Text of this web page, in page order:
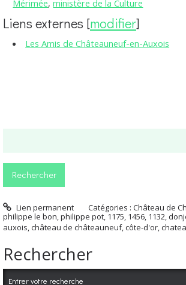
Mérimée,ministère de la Culture
Liens externes [modifier]
Les Amis de Châteauneuf-en-Auxois
Lien permanent Catégories :Château de
philippe le bon,philippe pot, 1175, 1456, 1132,
auxois,château de châteauneuf,côte-d'or,
Rechercher